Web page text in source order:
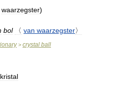
waarzegster)
bol 〈 van waarzegster〉
> crystal ball
kristal